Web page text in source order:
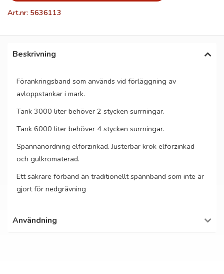
Art.nr: 5636113
Beskrivning
Förankringsband som används vid förläggning av
avloppstankar i mark.
Tank 3000 liter behöver 2 stycken surrningar.
Tank 6000 liter behöver 4 stycken surrningar.
Spännanordning elförzinkad. Justerbar krok elförzinkad
och gulkromaterad.
Ett säkrare förband än traditionellt spännband som inte är
gjort för nedgrävning
Användning